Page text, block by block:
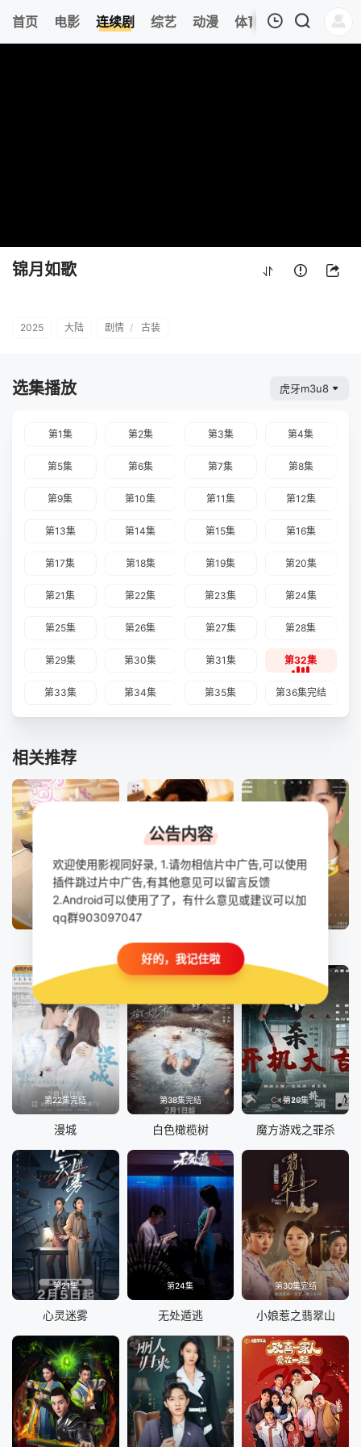
首页 电影 连续剧 综艺 动漫 体育 今日更新 热
锦月如歌
2025 大陆 剧情 / 古装
选集播放 虎牙m3u8
第1集 第2集 第3集 第4集
第5集 第6集 第7集 第8集
第9集 第10集 第11集 第12集
第13集 第14集 第15集 第16集
第17集 第18集 第19集 第20集
第21集 第22集 第23集 第24集
第25集 第26集 第27集 第28集
第29集 第30集 第31集 第32集
第33集 第34集 第35集 第36集完结
相关推荐
已完结
吾岸
第22集完结
漫城
第38集完结
白色橄榄树
第20集
魔方游戏之罪杀
第21集
心灵迷雾
第24集
无处遁逃
第30集完结
小娘惹之翡翠山
公告内容
欢迎使用影视同好录, 1.请勿相信片中广告,可以使用
插件跳过片中广告,有其他意见可以留言反馈
2.Android可以使用了了，有什么意见或建议可以加
qq群903097047
好的，我记住啦